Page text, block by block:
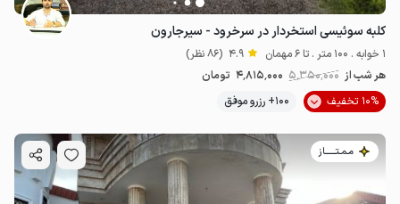
کلبه سوئیسی استخردار در سرخرود - سیرجارون
1 خوابه . 100 متر . تا 6 مهمان 4.9 (86 نظر)
هر شب از 5٬350٬000 4٬815٬000 تومان
10% تخفیف
100+ رزرو موفق
مـمـتــــــاز